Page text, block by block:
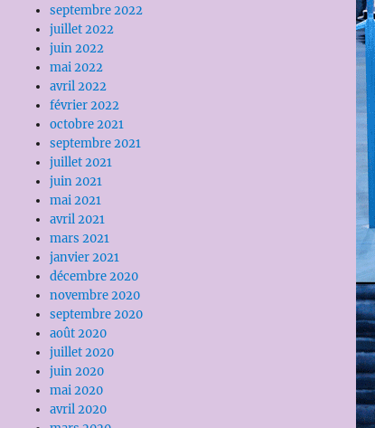
septembre 2022
juillet 2022
juin 2022
mai 2022
avril 2022
février 2022
octobre 2021
septembre 2021
juillet 2021
juin 2021
mai 2021
avril 2021
mars 2021
janvier 2021
décembre 2020
novembre 2020
septembre 2020
août 2020
juillet 2020
juin 2020
mai 2020
avril 2020